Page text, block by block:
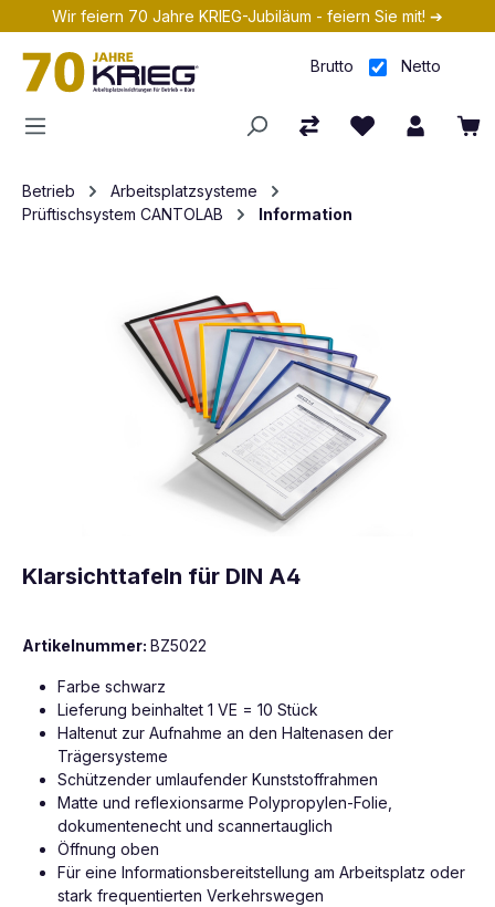
Zum Hauptinhalt springen
Wir feiern 70 Jahre KRIEG-Jubiläum - feiern Sie mit! ➔
Brutto Netto
Betrieb
Arbeitsplatzsysteme
Prüftischsystem CANTOLAB
Information
Klarsichttafeln für DIN A4
Artikelnummer: BZ5022
Farbe schwarz
Lieferung beinhaltet 1 VE = 10 Stück
Haltenut zur Aufnahme an den Haltenasen der
Trägersysteme
Schützender umlaufender Kunststoffrahmen
Matte und reflexionsarme Polypropylen-Folie,
dokumentenecht und scannertauglich
Öffnung oben
Für eine Informationsbereitstellung am Arbeitsplatz oder
stark frequentierten Verkehrswegen